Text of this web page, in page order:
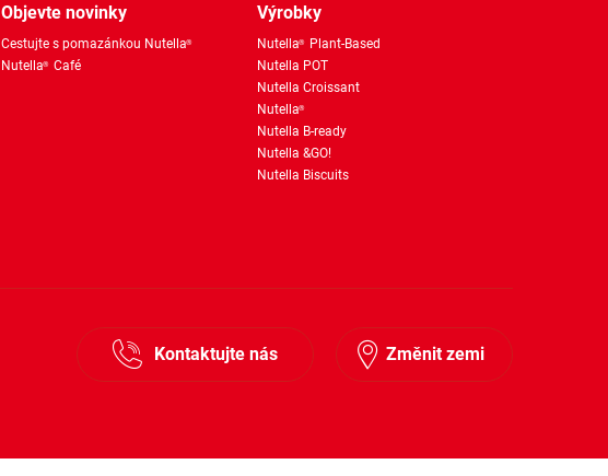
Objevte novinky
Cestujte s pomazánkou Nutella®
Nutella® Café
Výrobky
Nutella®
Plant-Based
Nutella POT
Nutella Croissant
Nutella®
Nutella B-ready
Nutella &GO!
Nutella Biscuits
Kontaktujte nás Změnit zemi